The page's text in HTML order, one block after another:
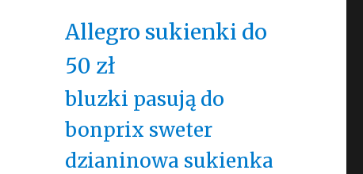
Allegro sukienki do
50 zł
bluzki pasują do
bonprix sweter
dzianinowa sukienka